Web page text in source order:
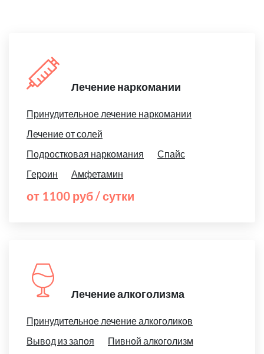
Лечение наркомании
Принудительное лечение наркомании
Лечение от солей
Подростковая наркомания
Спайс
Героин
Амфетамин
от 1100 руб / сутки
Лечение алкоголизма
Принудительное лечение алкоголиков
Вывод из запоя
Пивной алкоголизм